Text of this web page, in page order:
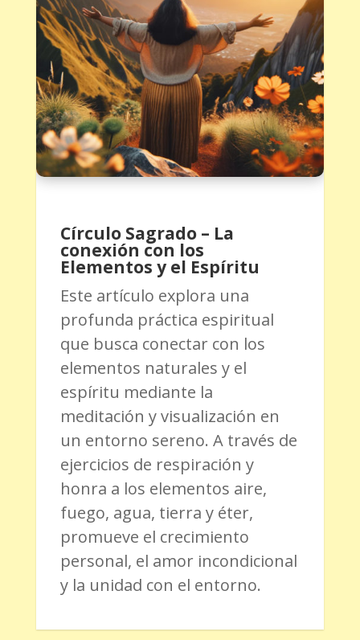
Círculo Sagrado – La
conexión con los
Elementos y el Espíritu
Este artículo explora una
profunda práctica espiritual
que busca conectar con los
elementos naturales y el
espíritu mediante la
meditación y visualización en
un entorno sereno. A través de
ejercicios de respiración y
honra a los elementos aire,
fuego, agua, tierra y éter,
promueve el crecimiento
personal, el amor incondicional
y la unidad con el entorno.